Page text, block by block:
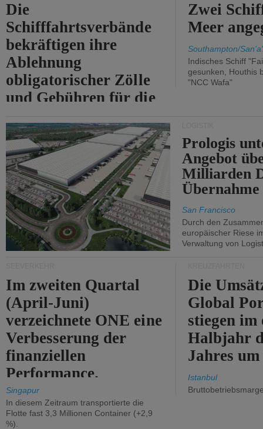
Die
Schifffahrtsverbände
bekräftigen ihre
Ablehnung
obligatorischer Zölle
und Gebühren für die
von Hormuz.
Zwei
Meer
Southampton/
Indisches Schiff
gesunken, Houthis
"NCC Wafa"
Prologis
Angebot
Milliarden
Übernahme
San Francisco
Durch den
europäischer Riese
Verwaltung von
Im zweiten Quartal
(April-Juni)
verzeichnete ONE eine
Verbesserung der
finanziellen
Performance.
Singapur
In diesem Zeitraum transportierte die
Flotte fast 3,3 Millionen Container (+2,9
%).
Die
Global
stiegen im
Halbjahr
Jahres
Istanbul